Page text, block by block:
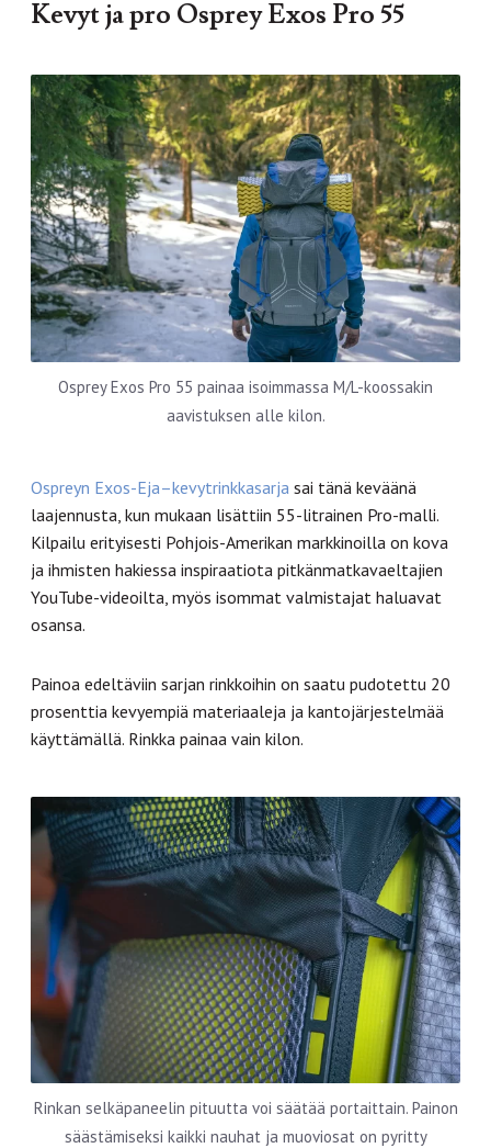
Kevyt ja pro Osprey Exos Pro 55
Osprey Exos Pro 55 painaa isoimmassa M/L-koossakin
aavistuksen alle kilon.
Ospreyn Exos-Eja–kevytrinkkasarja sai tänä keväänä
laajennusta, kun mukaan lisättiin 55-litrainen Pro-malli.
Kilpailu erityisesti Pohjois-Amerikan markkinoilla on kova
ja ihmisten hakiessa inspiraatiota pitkänmatkavaeltajien
YouTube-videoilta, myös isommat valmistajat haluavat
osansa.
Painoa edeltäviin sarjan rinkkoihin on saatu pudotettu 20
prosenttia kevyempiä materiaaleja ja kantojärjestelmää
käyttämällä. Rinkka painaa vain kilon.
Rinkan selkäpaneelin pituutta voi säätää portaittain. Painon
säästämiseksi kaikki nauhat ja muoviosat on pyritty